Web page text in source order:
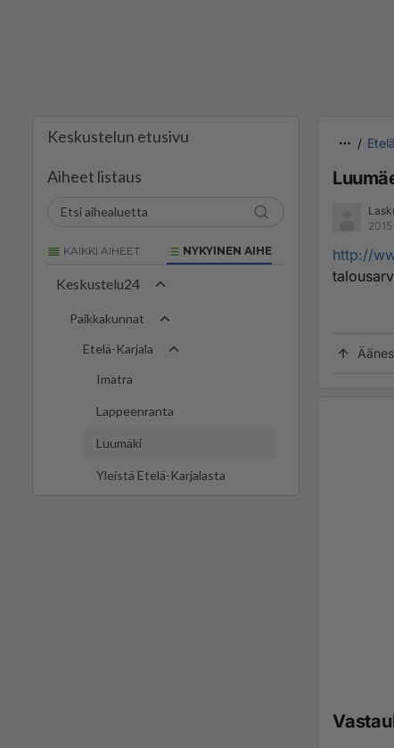
Keskustelun etusivu
Aiheet listaus
KAIKKI AIHEET NYKYINEN AIHE
Keskustelu24
Paikkakunnat
Etelä-Karjala
Imatra
Lappeenranta
Luumäki
Yleistä Etelä-Karjalasta
http://